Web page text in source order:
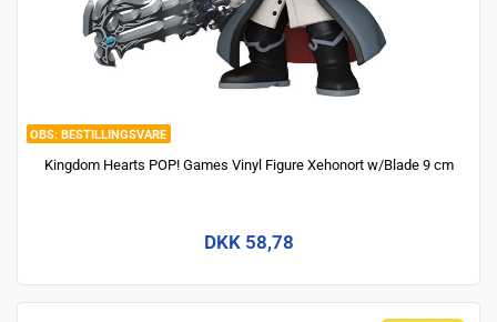
BESTILLINGSVARE
Kingdom Hearts POP! Games Vinyl Figure Xehonort w/Blade 9 cm
DKK 58,78